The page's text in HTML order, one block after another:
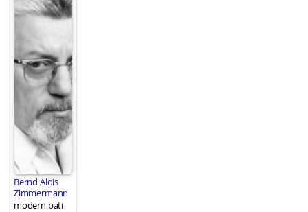
Bernd Alois
Zimmermann
modern batı